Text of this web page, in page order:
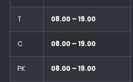
T 08.00 – 19.00
C 08.00 – 19.00
PK 08.00 – 19.00